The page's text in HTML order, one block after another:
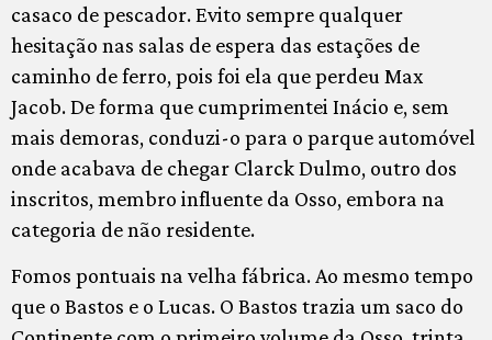
casaco de pescador. Evito sempre qualquer
hesitação nas salas de espera das estações de
caminho de ferro, pois foi ela que perdeu Max
Jacob. De forma que cumprimentei Inácio e, sem
mais demoras, conduzi-o para o parque automóvel
onde acabava de chegar Clarck Dulmo, outro dos
inscritos, membro influente da Osso, embora na
categoria de não residente.
Fomos pontuais na velha fábrica. Ao mesmo tempo
que o Bastos e o Lucas. O Bastos trazia um saco do